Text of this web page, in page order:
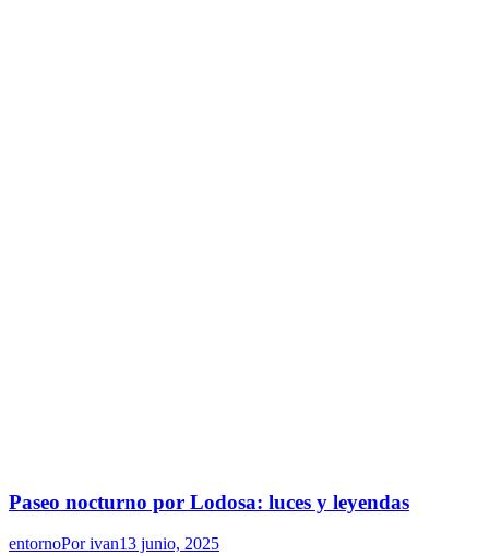
Paseo nocturno por Lodosa: luces y leyendas
entornoPorivan13 junio, 2025